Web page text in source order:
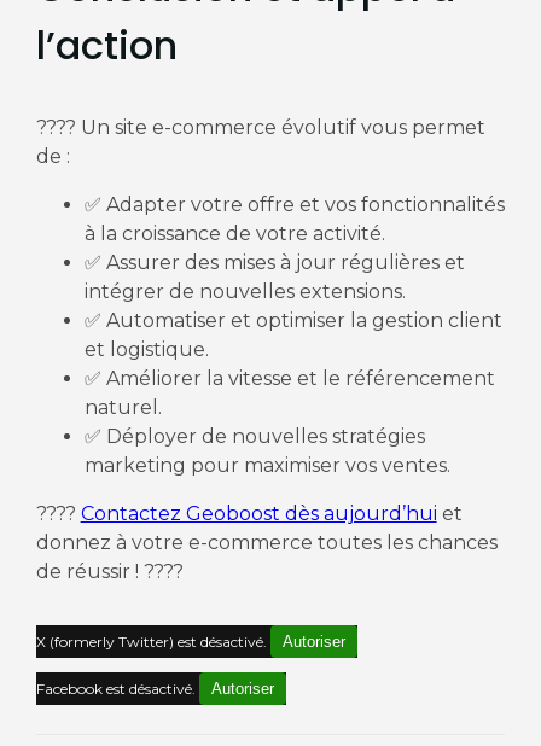
l’action
???? Un site e-commerce évolutif vous permet
de :
✅ Adapter votre offre et vos fonctionnalités
à la croissance de votre activité.
✅ Assurer des mises à jour régulières et
intégrer de nouvelles extensions.
✅ Automatiser et optimiser la gestion client
et logistique.
✅ Améliorer la vitesse et le référencement
naturel.
✅ Déployer de nouvelles stratégies
marketing pour maximiser vos ventes.
???? Contactez Geoboost dès aujourd’hui et
donnez à votre e-commerce toutes les chances
de réussir ! ????
X (formerly Twitter) est désactivé. Autoriser
Facebook est désactivé. Autoriser